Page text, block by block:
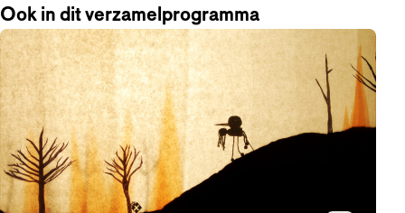
Ook in dit verzamelprogramma